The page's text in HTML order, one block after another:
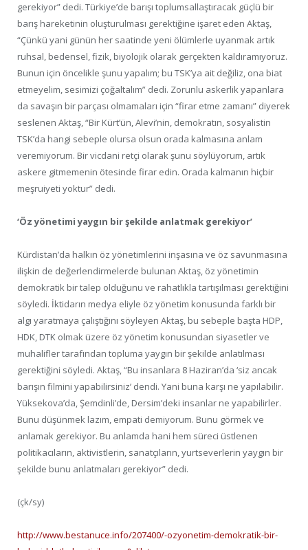
gerekiyor” dedi. Türkiye’de barışı toplumsallaştıracak güçlü bir
barış hareketinin oluşturulması gerektiğine işaret eden Aktaş,
“Çünkü yani günün her saatinde yeni ölümlerle uyanmak artık
ruhsal, bedensel, fizik, biyolojik olarak gerçekten kaldıramıyoruz.
Bunun için öncelikle şunu yapalım; bu TSK’ya ait değiliz, ona biat
etmeyelim, sesimizi çoğaltalım” dedi. Zorunlu askerlik yapanlara
da savaşın bir parçası olmamaları için “firar etme zamanı” diyerek
seslenen Aktaş, “Bir Kürt’ün, Alevi’nin, demokratın, sosyalistin
TSK’da hangi sebeple olursa olsun orada kalmasına anlam
veremiyorum. Bir vicdani retçi olarak şunu söylüyorum, artık
askere gitmemenin ötesinde firar edin. Orada kalmanın hiçbir
meşruiyeti yoktur” dedi.
‘Öz yönetimi yaygın bir şekilde anlatmak gerekiyor’
Kürdistan’da halkın öz yönetimlerini inşasına ve öz savunmasına
ilişkin de değerlendirmelerde bulunan Aktaş, öz yönetimin
demokratik bir talep olduğunu ve rahatlıkla tartışılması gerektiğini
söyledi. İktidarın medya eliyle öz yönetim konusunda farklı bir
algı yaratmaya çalıştığını söyleyen Aktaş, bu sebeple başta HDP,
HDK, DTK olmak üzere öz yönetim konusundan siyasetler ve
muhalifler tarafından topluma yaygın bir şekilde anlatılması
gerektiğini söyledi. Aktaş, “Bu insanlara 8 Haziran’da ‘siz ancak
barışın filmini yapabilirsiniz’ dendi. Yani buna karşı ne yapılabilir.
Yüksekova’da, Şemdinli’de, Dersim’deki insanlar ne yapabilirler.
Bunu düşünmek lazım, empati demiyorum. Bunu görmek ve
anlamak gerekiyor. Bu anlamda hani hem süreci üstlenen
politikacıların, aktivistlerin, sanatçıların, yurtseverlerin yaygın bir
şekilde bunu anlatmaları gerekiyor” dedi.
(çk/sy)
http://www.bestanuce.info/207400/-ozyonetim-demokratik-bir-